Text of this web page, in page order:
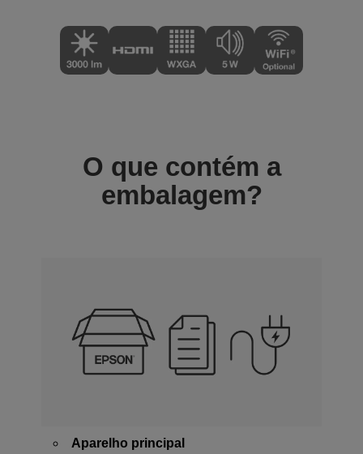
O que contém a
embalagem?
Aparelho principal